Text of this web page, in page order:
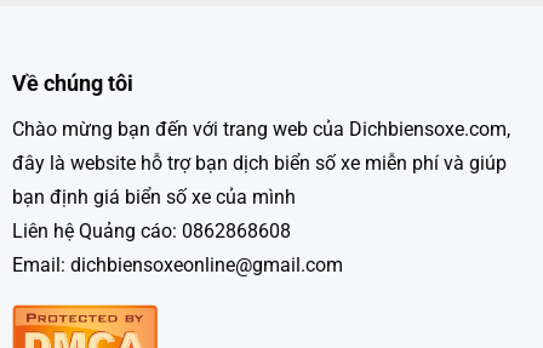
Về chúng tôi
Chào mừng bạn đến với trang web của Dichbiensoxe.com,
đây là website hỗ trợ bạn dịch biển số xe miễn phí và giúp
bạn định giá biển số xe của mình
Liên hệ Quảng cáo: 0862868608
Email: dichbiensoxeonline@gmail.com